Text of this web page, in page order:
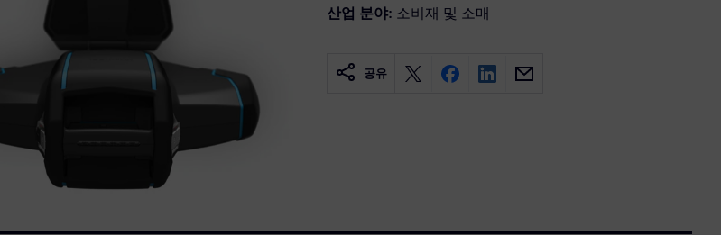
산업 분야: 소비재 및 소매
공유